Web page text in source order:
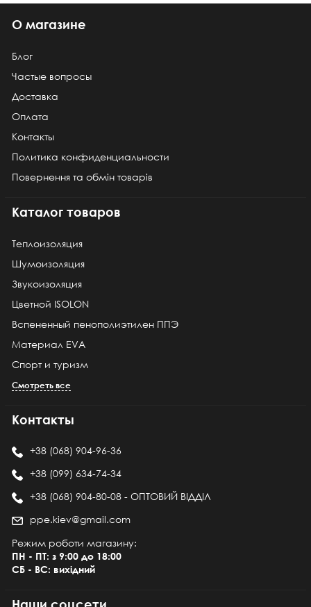
О магазине
Блог
Частые вопросы
Доставка
Оплата
Контакты
Политика конфиденциальности
Повернення та обмін товарів
Каталог товаров
Теплоизоляция
Шумоизоляция
Звукоизоляция
Цветной ISOLON
Вспененный пенополиэтилен ППЭ
Материал EVA
Спорт и туризм
Смотреть все
Контакты
+38 (068) 904-96-36
+38 (099) 634-74-34
+38 (068) 904-80-08 - ОПТОВИЙ ВІДДІЛ
ppe.kiev@gmail.com
Режим роботи магазину:
ПН - ПТ: з 9:00 до 18:00
СБ - ВС: вихідний